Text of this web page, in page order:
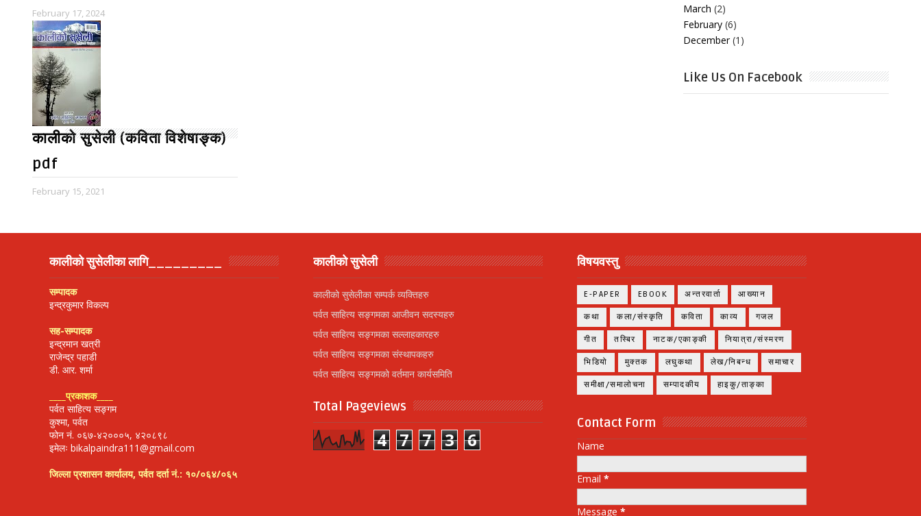
February 17, 2024
कालीको सुसेली (कविता विशेषाङ्क)
pdf
February 15, 2021
March (2)
February (6)
December(1)
Like Us On Facebook
कालीको सुसेलीका लागि_________
सम्पादक
इन्द्रकुमार विकल्प
सह-सम्पादक
इन्द्रमान खत्री
राजेन्द्र पहाडी
डी. आर. शर्मा
____प्रकाशक____
पर्वत साहित्य सङ्गम
कुश्मा, पर्वत
फोन नं. ०६७-४२०००५, ४२०८९८
इमेलः bikalpaindra111@gmail.com
जिल्ला प्रशासन कार्यालय, पर्वत दर्ता नं.: १०/०६४/०६५
कालीको सुसेली
कालीको सुसेलीका सम्पर्क व्यक्तिहरु
पर्वत साहित्य सङ्गमका आजीवन सदस्यहरु
पर्वत साहित्य सङ्गमका सल्लाहकारहरु
पर्वत साहित्य सङ्गमका संस्थापकहरु
पर्वत साहित्य सङ्गमको वर्तमान कार्यसमिति
Total Pageviews
4 7 7 3 6
विषयवस्तु
E-PAPER EBOOK अन्तरवार्ता आख्यान
कथा कला/संस्कृति कविता काव्य गजल
गीत तस्बिर नाटक/एकाङ्की नियात्रा/संस्मरण
भिडियो मुक्तक लघुकथा लेख/निबन्ध समाचार
समीक्षा/समालोचना सम्पादकीय हाइकु/ताङ्का
Contact Form
Name
Email *
Message *